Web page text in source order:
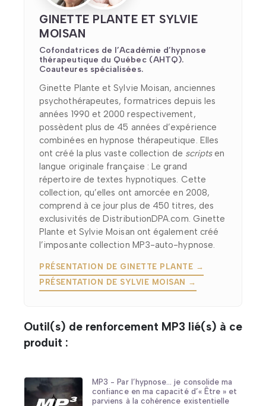
GINETTE PLANTE ET SYLVIE
MOISAN
Cofondatrices de l’Académie d’hypnose
thérapeutique du Québec (AHTQ).
Coauteures spécialisées.
Ginette Plante et Sylvie Moisan, anciennes
psychothérapeutes, formatrices depuis les
années 1990 et 2000 respectivement,
possèdent plus de 45 années d’expérience
combinées en hypnose thérapeutique. Elles
ont créé la plus vaste collection de scriptsen
langue originale française : Le grand
répertoire de textes hypnotiques. Cette
collection, qu’elles ont amorcée en 2008,
comprend à ce jour plus de 450 titres, des
exclusivités de DistributionDPA.com. Ginette
Plante et Sylvie Moisan ont également créé
l’imposante collection MP3-auto-hypnose.
PRÉSENTATION DE GINETTE PLANTE →
PRÉSENTATION DE SYLVIE MOISAN →
Outil(s) de renforcement MP3 lié(s) à ce
produit :
MP3 - Par l’hypnose… je consolide ma
confiance en ma capacité d’« Être » et
parviens à la cohérence existentielle